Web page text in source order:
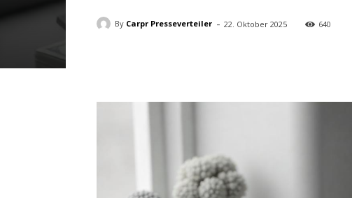
By Carpr Presseverteiler - 22. Oktober 2025 640